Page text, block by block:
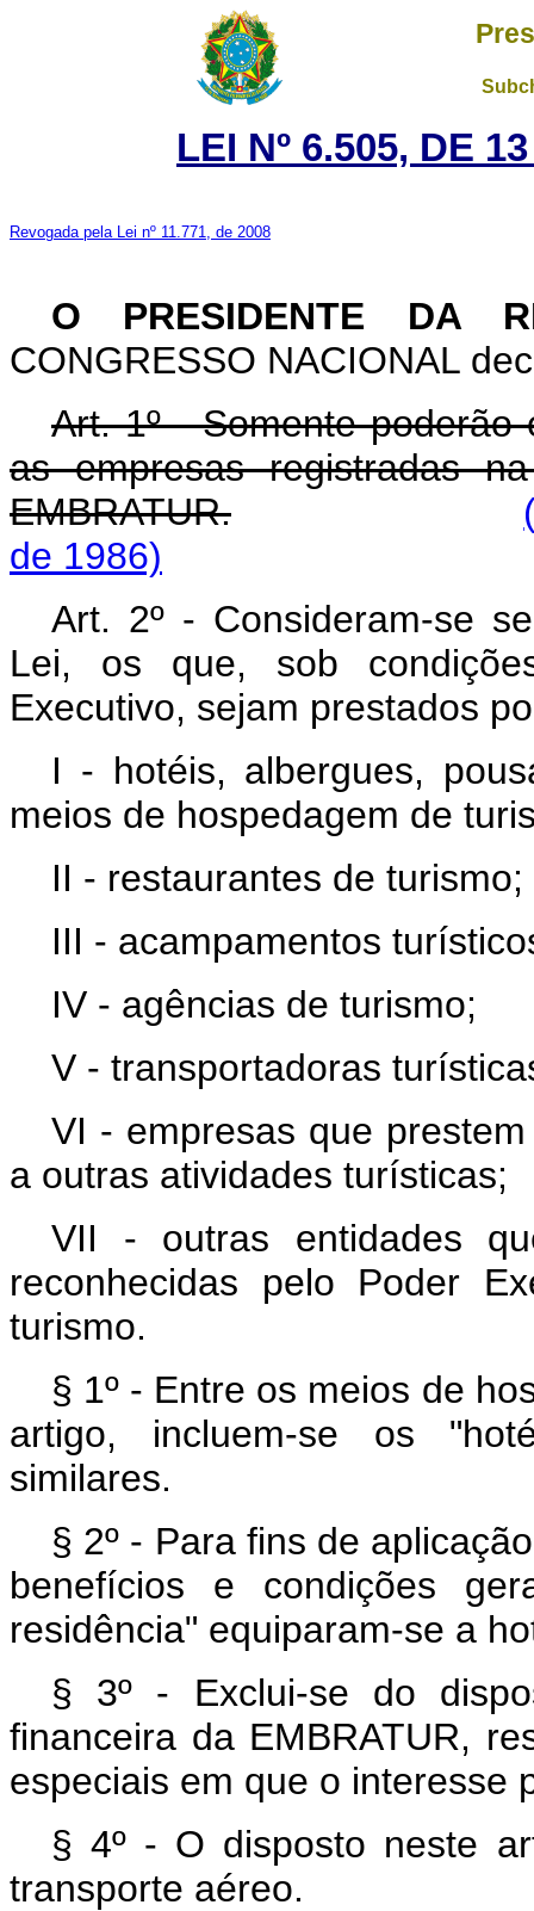
LEI Nº 6.505, DE
Revogada pela Lei nº 11.771, de 2008
O PRESIDENTE DA
CONGRESSO NACIONAL
Art. 1º - Somente
as empresas registradas
EMBRATUR.
de 1986)
Art. 2º - Consideram-se
Lei, os que, sob
Executivo, sejam prestados
I - hotéis, albergues,
meios de hospedagem de
II - restaurantes de turismo;
III - acampamentos
IV - agências de turismo;
V - transportadoras
VI - empresas que
a outras atividades turísticas;
VII - outras entidades
reconhecidas pelo Poder
turismo.
§ 1º - Entre os meios de
artigo, incluem-se os
similares.
§ 2º - Para fins de
benefícios e condições
residência" equiparam-se a
§ 3º - Exclui-se do
financeira da EMBRATUR,
especiais em que o interesse
§ 4º - O disposto neste
transporte aéreo.